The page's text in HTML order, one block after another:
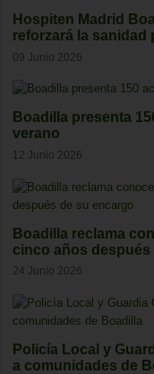
Hospiten Madrid
reforzará la sanidad
09 Junio 2026
Boadilla presenta
verano
12 Junio 2026
Boadilla reclama
cinco años después
24 Junio 2026
Policía Local y
a comunidades de